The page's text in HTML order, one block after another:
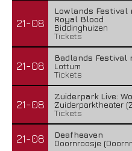
21-08
Lowlands Festival
Royal Blood
Biddinghuizen
Tickets
21-08
Badlands Festival
Lottum
Tickets
21-08
Zuiderpark Live:
Zuiderparktheater
Tickets
21-08
Deafheaven
Doornroosje